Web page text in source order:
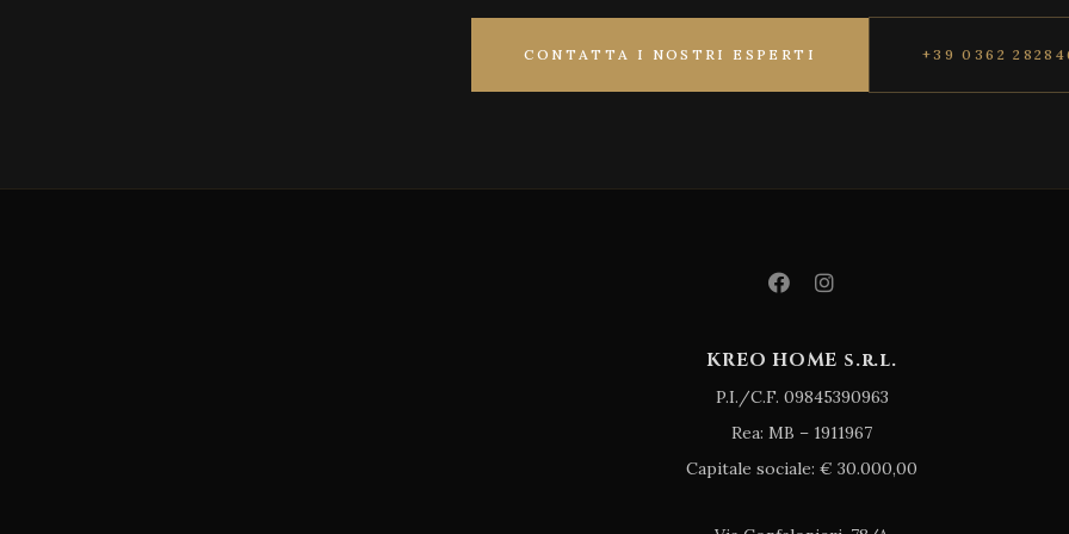
CONTATTA I NOSTRI ESPERTI +39 0362
KREO HOME s.r.l.
P.I./C.F. 09845390963
Rea: MB – 1911967
Capitale sociale: € 30.000,00